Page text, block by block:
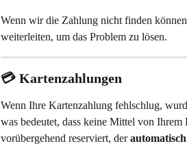
Wenn wir die Zahlung nicht finden
weiterleiten, um das Problem zu lösen.
💳 Kartenzahlungen
Wenn Ihre Kartenzahlung fehlschlug,
was bedeutet, dass keine Mittel von
vorübergehend reserviert, der